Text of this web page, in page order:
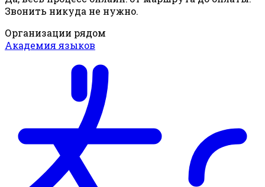
Звонить никуда не нужно.
Организации рядом
Академия языков